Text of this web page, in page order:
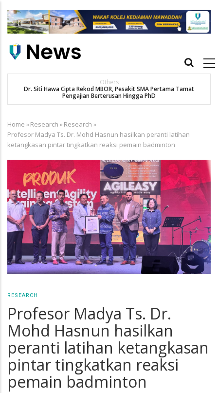
main
Main
Others
Dr. Siti Hawa Cipta Rekod MBOR, Pesakit SMA Pertama Tamat
Pengajian Berterusan Hingga PhD
Breadcrumb
Home »Research »Research »
Profesor Madya Ts. Dr. Mohd Hasnun hasilkan peranti latihan
ketangkasan pintar tingkatkan reaksi pemain badminton
RESEARCH
Profesor Madya Ts. Dr.
Mohd Hasnun hasilkan
peranti latihan ketangkasan
pintar tingkatkan reaksi
pemain badminton